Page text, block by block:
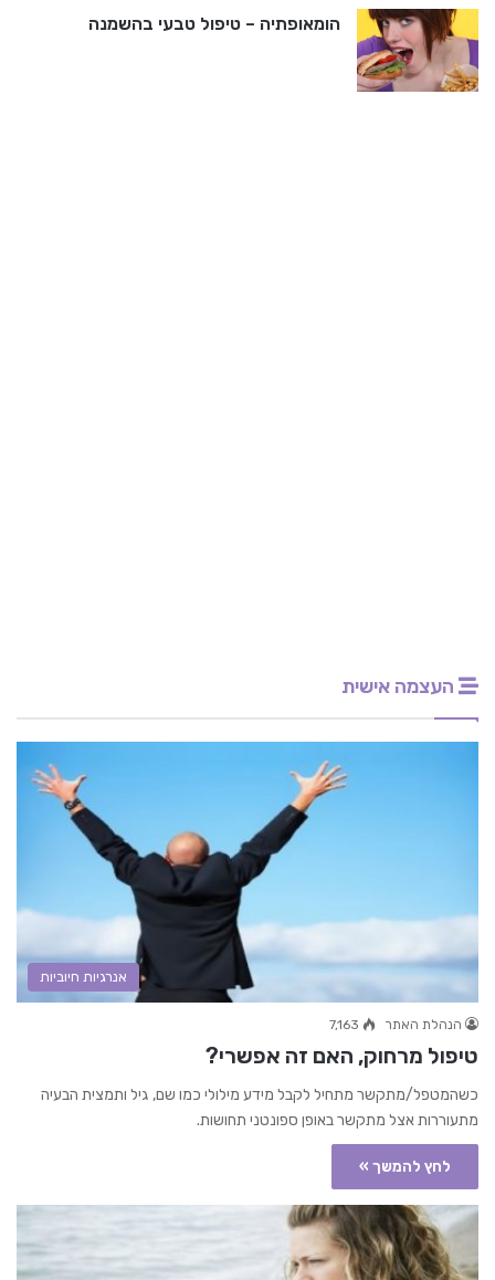
הומאופתיה – טיפול טבעי בהשמנה
העצמה אישית
אנרגיות חיוביות
הנהלת האתר 7,163
טיפול מרחוק, האם זה אפשרי?
כשהמטפל/מתקשר מתחיל לקבל מידע מילולי כמו שם, גיל ותמצית הבעיה
מתעוררות אצל מתקשר באופן ספונטני תחושות.
לחץ להמשך »